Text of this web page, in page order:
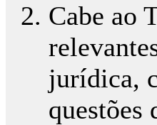
Cabe ao
jurídica,